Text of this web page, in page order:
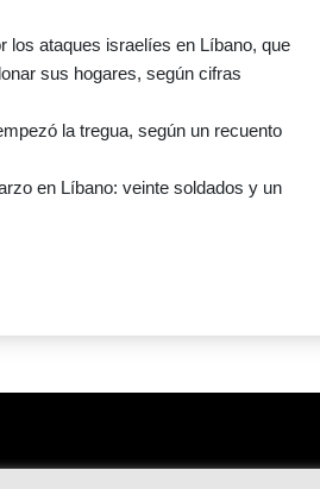
los ataques israelíes en Líbano, que
sus hogares, según cifras
la tregua, según un recuento
en Líbano: veinte soldados y un